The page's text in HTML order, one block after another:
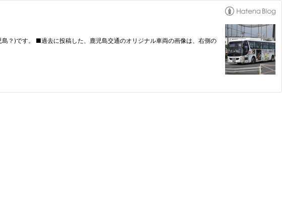
？)です。 ■過去に投稿した、鹿児島交通のオリジナル車両の画像は、右側の